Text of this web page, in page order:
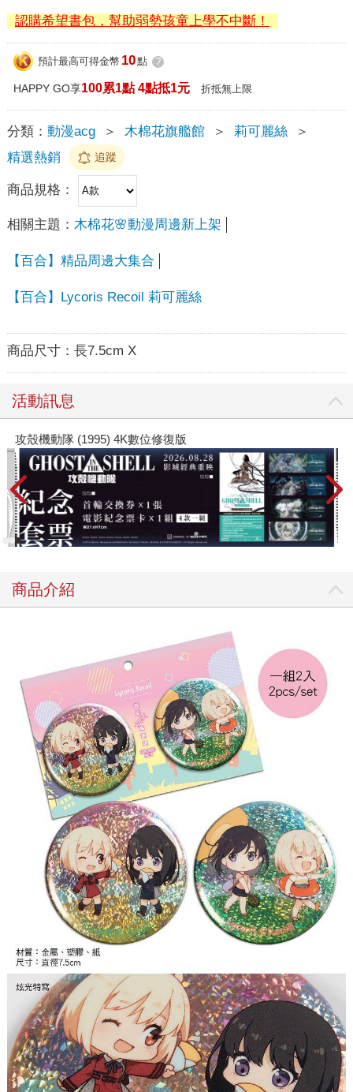
認購希望書包，幫助弱勢孩童上學不中斷！
預計最高可得金幣 10點 ?
HAPPY GO享100累1點 4點抵1元 折抵無上限
分類： 動漫acg ＞ 木棉花旗艦館 ＞ 莉可麗絲
＞
精選熱銷
追蹤
商品規格：
相關主題： 木棉花🌸動漫周邊新上架
【百合】精品周邊大集合
【百合】Lycoris Recoil 莉可麗絲
商品尺寸： 長7.5cm X
活動訊息
攻殼機動隊 (1995) 4K數位修復版
商品介紹